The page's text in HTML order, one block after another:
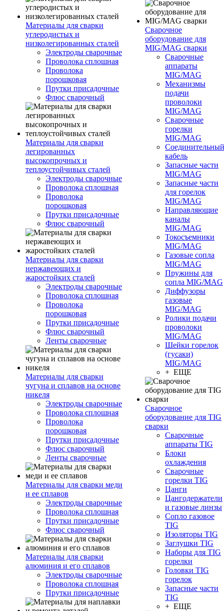
Материалы для сварки
углеродистых и
низколегированных сталей
Электроды сварочные
Проволока сплошная
Проволока
порошковая
Прутки присадочные
Флюс сварочный
Материалы для сварки
легированных
высокопрочных и
теплоустойчивых сталей
Электроды сварочные
Проволока сплошная
Проволока
порошковая
Прутки присадочные
Флюс сварочный
Материалы для сварки
нержавеющих и
жаростойких сталей
Электроды сварочные
Проволока сплошная
Проволока
порошковая
Прутки присадочные
Флюс сварочный
Ленты сварочные
Материалы для сварки
чугуна и сплавов на основе
никеля
Электроды сварочные
Проволока сплошная
Проволока
порошковая
Прутки присадочные
Флюс сварочный
Ленты сварочные
Материалы для сварки меди
и ее сплавов
Электроды сварочные
Проволока сплошная
Прутки присадочные
Флюс сварочный
Материалы для сварки
алюминия и его сплавов
Электроды сварочные
Проволока сплошная
Прутки присадочные
Сварочное
оборудование для
MIG/MAG сварки
Сварочные
аппараты
MIG/MAG
Механизмы
подачи
проволоки
MIG/MAG
Сварочные
горелки
MIG/MAG
Соединительный
кабель
Запасные части
MIG/MAG
Запасные части
для горелок
MIG/MAG
Направляющие
каналы
MIG/MAG
Токосъемники
MIG/MAG
Газовые сопла
MIG/MAG
Пружины для
сопла MIG/MAG
Диффузоры
газовые
MIG/MAG
Ролики подачи
проволоки
MIG/MAG
Шейки горелок
(гусаки)
MIG/MAG
+ ЕЩЕ
Сварочное
оборудование для TIG
сварки
Сварочные
аппараты TIG
Блоки
охлаждения
Сварочные
горелки TIG
Цанги
Цангодержатели
и газовые линзы
Сопло газовое
TIG
Изоляторы TIG
Заглушки TIG
Наборы для TIG
горелки
Головки TIG
горелок
Запасные части
TIG
+ ЕЩЕ